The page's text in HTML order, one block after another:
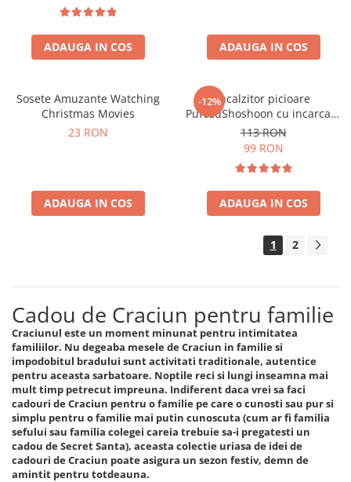
ADAUGA IN COS ADAUGA IN COS
Sosete Amuzante Watching
Christmas Movies
23 RON
ADAUGA IN COS
-12%Incalzitor picioare
PufosuShoshoon cu incarcare
USB
113 RON
99 RON
ADAUGA IN COS
1 2
Cadou de Craciun pentru familie
Craciunul este un moment minunat pentru intimitatea
familiilor. Nu degeaba mesele de Craciun in familie si
impodobitul bradului sunt activitati traditionale, autentice
pentru aceasta sarbatoare. Noptile reci si lungi inseamna mai
mult timp petrecut impreuna. Indiferent daca vrei sa faci
cadouri de Craciun pentru o familie pe care o cunosti sau pur si
simplu pentru o familie mai putin cunoscuta (cum ar fi familia
sefului sau familia colegei careia trebuie sa-i pregatesti un
cadou de Secret Santa), aceasta colectie uriasa de idei de
cadouri de Craciun poate asigura un sezon festiv, demn de
amintit pentru totdeauna.